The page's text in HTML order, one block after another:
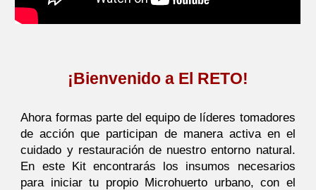
¡Bienvenido a El RETO!
Ahora formas parte del equipo de líderes tomadores
de acción que participan de manera activa en el
cuidado y restauración de nuestro entorno natural.
En este Kit encontrarás los insumos necesarios
para iniciar tu propio Microhuerto urbano, con el